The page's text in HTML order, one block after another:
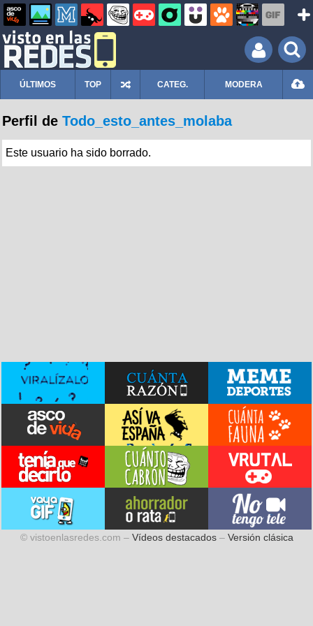
ÚLTIMOS TOP CATEG. MODERA
Perfil de Todo_esto_antes_molaba
Este usuario ha sido borrado.
© vistoenlasredes.com – Vídeos destacados– Versión clásica